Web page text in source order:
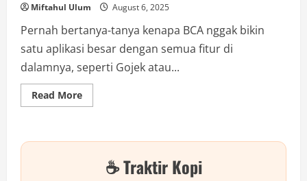
Miftahul Ulum August 6, 2025
Pernah bertanya-tanya kenapa BCA nggak bikin
satu aplikasi besar dengan semua fitur di
dalamnya, seperti Gojek atau...
Read MoreRead
more
Mau
Superapps?
☕ Traktir Kopi